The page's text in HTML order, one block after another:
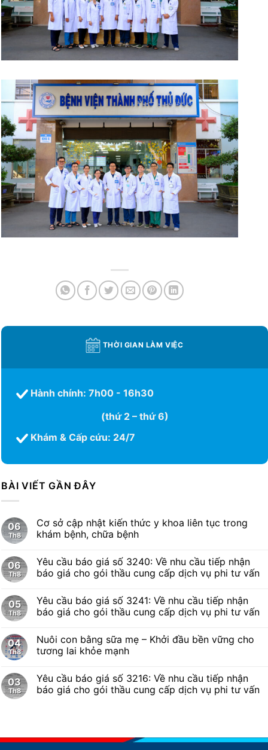
THỜI GIAN LÀM VIỆC
Hành chính: 7h00 - 16h30
(thứ 2 – thứ 6)
Khám & Cấp cứu: 24/7
BÀI VIẾT GẦN ĐÂY
06
Th8
Cơ sở cập nhật kiến thức y khoa liên tục trong
khám bệnh, chữa bệnh
06
Th8
Yêu cầu báo giá số 3240: Về nhu cầu tiếp nhận
báo giá cho gói thầu cung cấp dịch vụ phi tư vấn
05
Th8
Yêu cầu báo giá số 3241: Về nhu cầu tiếp nhận
báo giá cho gói thầu cung cấp dịch vụ phi tư vấn
04
Th8
Nuôi con bằng sữa mẹ – Khởi đầu bền vững cho
tương lai khỏe mạnh
03
Th8
Yêu cầu báo giá số 3216: Về nhu cầu tiếp nhận
báo giá cho gói thầu cung cấp dịch vụ phi tư vấn